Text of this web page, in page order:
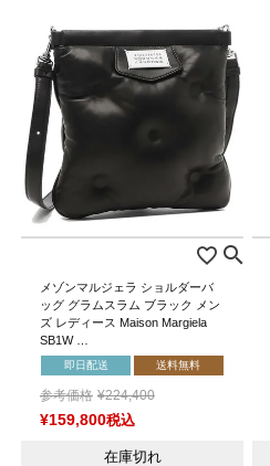
メゾンマルジェラ ショルダーバ
ッグ グラムスラム ブラック メン
ズ レディース Maison Margiela
SB1W …
即日配送 送料無料
参考価格 ¥224,400
¥159,800税込
在庫切れ